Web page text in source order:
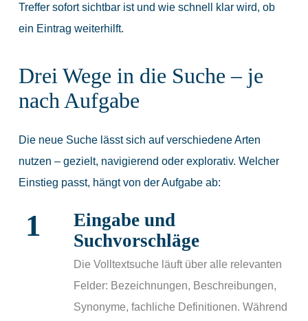
Treffer sofort sichtbar ist und wie schnell klar wird, ob
ein Eintrag weiterhilft.
Drei Wege in die Suche – je
nach Aufgabe
Die neue Suche lässt sich auf verschiedene Arten
nutzen – gezielt, navigierend oder explorativ. Welcher
Einstieg passt, hängt von der Aufgabe ab:
1
Eingabe und
Suchvorschläge
Die Volltextsuche läuft über alle relevanten
Felder: Bezeichnungen, Beschreibungen,
Synonyme, fachliche Definitionen. Während